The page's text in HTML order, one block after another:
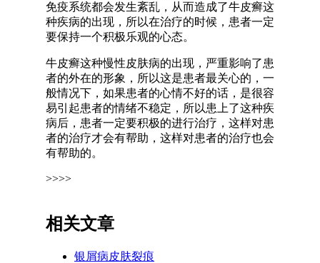
免疫系统都会发生紊乱，从而造成了牛皮癣这
种疾病的出现，所以在治疗的时候，患者一定
要保持一个积极乐观的心态。
牛皮癣这种慢性皮肤病的出现，严重影响了患
者的外在的形象，所以这是患者最关心的，一
般情况下，如果患者的心情不好的话，是很容
易引起患者的情绪不稳定，所以患上了这种疾
病后，患者一定要积极的进行治疗，这样对患
者的治疗才会有帮助，这样对患者的治疗也会
有帮助的。
>>>>
相关文章
银屑病皮肤裂痕